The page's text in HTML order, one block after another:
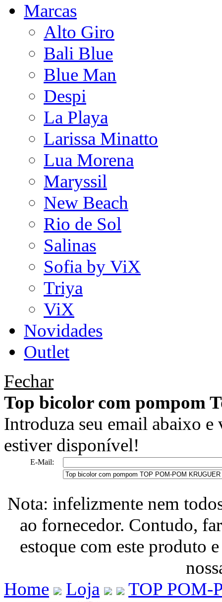
Marcas
Alto Giro
Bali Blue
Blue Man
Despi
La Playa
Larissa Minatto
Lua Morena
Maryssil
New Beach
Rio de Sol
Salinas
Sofia by ViX
Triya
ViX
Novidades
Outlet
Fechar
Top bicolor com pompom
Introduza seu email abaixo
estiver disponível!
E-Mail:
Nota: infelizmente nem
ao fornecedor. Contudo,
estoque com este produto
Home
Loja TOP POM-